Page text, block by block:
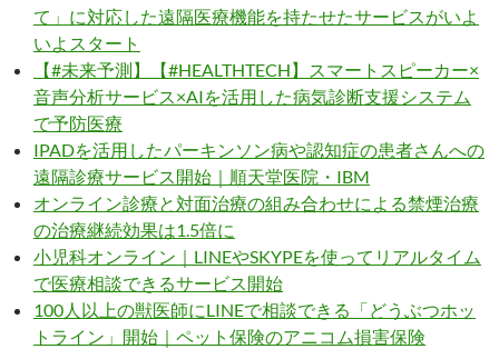
て」に対応した遠隔医療機能を持たせたサービスがいよ
いよスタート
【#未来予測】【#HEALTHTECH】スマートスピーカー×
音声分析サービス×AIを活用した病気診断支援システム
で予防医療
IPADを活用したパーキンソン病や認知症の患者さんへの
遠隔診療サービス開始｜順天堂医院・IBM
オンライン診療と対面治療の組み合わせによる禁煙治療
の治療継続効果は1.5倍に
小児科オンライン｜LINEやSKYPEを使ってリアルタイム
で医療相談できるサービス開始
100人以上の獣医師にLINEで相談できる「どうぶつホッ
トライン」開始｜ペット保険のアニコム損害保険